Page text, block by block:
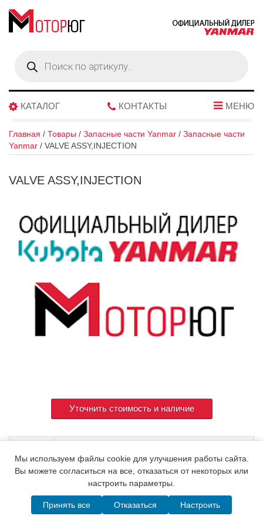
товаров
КАТАЛОГ КОНТАКТЫ МЕНЮ
Главная / Товары / Запасные части Yanmar / Запасные части
Yanmar / VALVE ASSY,INJECTION
VALVE ASSY,INJECTION
Уточнить стоимость и наличие
© 2015. Все права защищены.Мотор-Юг
Написать в MAX Telegram WhatsApp Позвонить
Мы используем файлы cookie для улучшения работы сайта.
Вы можете согласиться на все, отказаться от некоторых или
настроить параметры.
Принять все Отказаться Настроить